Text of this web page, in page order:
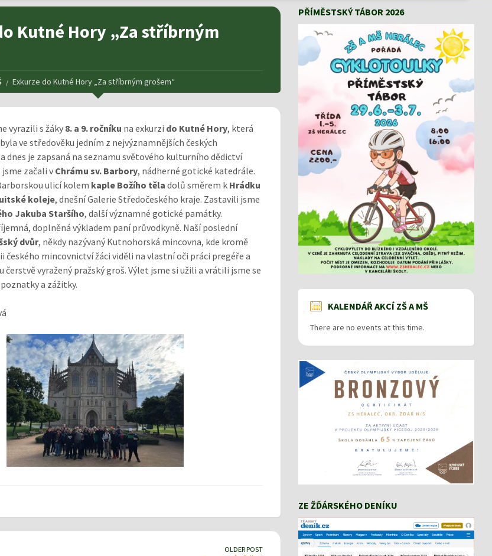
Kutné Hory „Za stříbrným
Exkurze do Kutné Hory „Za stříbrným grošem“
vyrazili s žáky 8. a 9. ročníku na exkurzi do Kutné Hory, která
ve středověku jedním z nejvýznamnějších českých
dnes je zapsaná na seznamu světového kulturního dědictví
začali vChrámu sv. Barbory, nádherné gotické katedrále.
ulicí kolem kaple Božího těla dolů směrem kHrádku
koleje, dnešní Galerie Středočeského kraje. Zastavili jsme
Jakuba Staršího, další významné gotické památky.
doplněná výkladem paní průvodkyně. Naší poslední
dvůr, někdy nazývaný Kutnohorská mincovna, kde kromě
českého mincovnictví žáci viděli na vlastní oči práci pregéře a
čerstvě vyražený pražský groš. Výlet jsme si užili a vrátili jsme se
a zážitky.
OLDER POST
PŘÍMĚSTSKÝ TÁBOR 2026
KALENDÁŘ AKCÍ ZŠ A MŠ
There are no events at this time.
ZE ŽĎÁRSKÉHO DENÍKU